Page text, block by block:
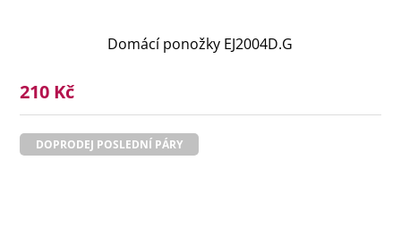
Domácí ponožky EJ2004D.G
210 Kč
DOPRODEJ POSLEDNÍ PÁRY